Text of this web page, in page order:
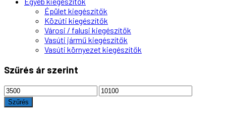
Épület kiegészítők
Közúti kiegészítők
Városi / falusi kiegészítők
Vasúti jármű kiegészítők
Vasúti környezet kiegészítők
Szűrés ár szerint
Min
ár
Max
ár
Szűrés